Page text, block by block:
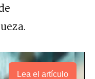
Lea el artículo